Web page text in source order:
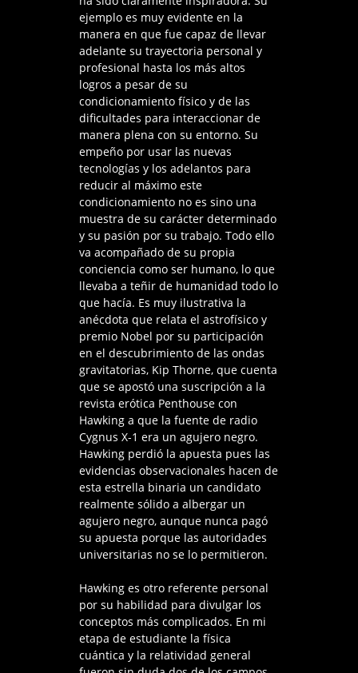
ejemplo es muy evidente en la
manera en que fue capaz de llevar
adelante su trayectoria personal y
profesional hasta los más altos
logros a pesar de su
condicionamiento físico y de las
dificultades para interaccionar de
manera plena con su entorno. Su
empeño por usar las nuevas
tecnologías y los adelantos para
reducir al máximo este
condicionamiento no es sino una
muestra de su carácter determinado
y su pasión por su trabajo. Todo ello
va acompañado de su propia
conciencia como ser humano, lo que
llevaba a teñir de humanidad todo lo
que hacía. Es muy ilustrativa la
anécdota que relata el astrofísico y
premio Nobel por su participación
en el descubrimiento de las ondas
gravitatorias, Kip Thorne, que cuenta
que se apostó una suscripción a la
revista erótica Penthouse con
Hawking a que la fuente de radio
Cygnus X-1 era un agujero negro.
Hawking perdió la apuesta pues las
evidencias observacionales hacen de
esta estrella binaria un candidato
realmente sólido a albergar un
agujero negro, aunque nunca pagó
su apuesta porque las autoridades
universitarias no se lo permitieron.
Hawking es otro referente personal
por su habilidad para divulgar los
conceptos más complicados. En mi
etapa de estudiante la física
cuántica y la relatividad general